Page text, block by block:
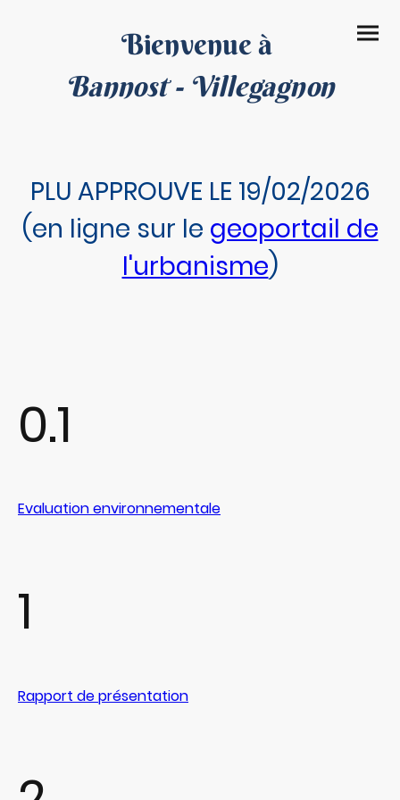
Bienvenue à
Bannost - Villegagnon
PLU APPROUVE LE 19/02/2026
(en ligne sur le geoportail de
l'urbanisme)
0.1
Evaluation environnementale
1
Rapport de présentation